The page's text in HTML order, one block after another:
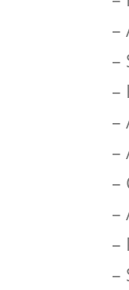
–
–
–
–
–
–
–
–
–